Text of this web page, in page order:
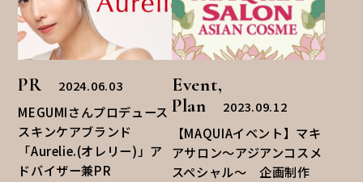
PR 2024.06.03
MEGUMIさんプロデュース
スキンケアブランド
「Aurelie.(オレリー)」ア
ドバイザー兼PR
Event,
Plan
2023.09.12
【MAQUIAイベント】マキ
アサロン〜アジアンコスメ
スペシャル〜 企画制作